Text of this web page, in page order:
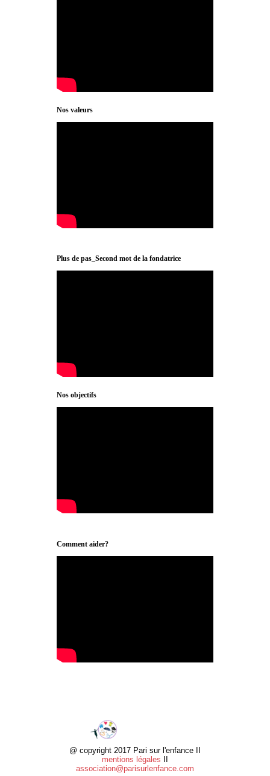
Nos valeurs
Plus de pas_Second mot de la fondatrice
Nos objectifs
Comment aider?
@ copyright 2017 Pari sur l'enfance II
mentions légales
association@parisurlenfance.com